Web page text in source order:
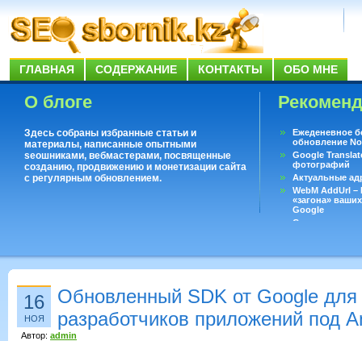
ГЛАВНАЯ СОДЕРЖАНИЕ КОНТАКТЫ ОБО МНЕ
О блоге
Здесь собраны избранные статьи и
материалы, написанные опытными
seoшниками, вебмастерами, посвященные
созданию, продвижению и монетизации сайта
с регулярным обновлением.
Ежеденевное
обновление
Google
фотографий
Актуальные
WebM AddUrl
«загона»
Google
Существует
16
НОЯ
Обновленный SDK от Google для
разработчиков приложений под
Автор: admin